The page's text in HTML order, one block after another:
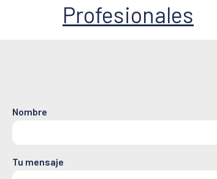
Profesionales
Nombre
Tu mensaje